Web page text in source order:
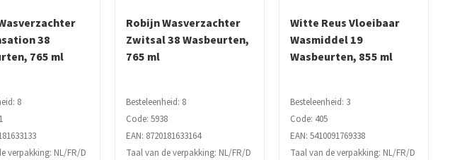
38
765 ml
8
verpakking: NL/FR/D
Robijn Wasverzachter
Zwitsal 38 Wasbeurten,
765 ml
Besteleenheid: 8
Code: 5938
EAN: 8720181633164
Taal van de verpakking: NL/FR/D
Witte Reus Vloeibaar
Wasmiddel 19
Wasbeurten, 855 ml
Besteleenheid: 3
Code: 405
EAN: 5410091769338
Taal van de verpakking: NL/FR/D